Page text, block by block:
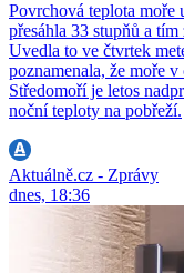
Povrchová teplota moře
přesáhla 33 stupňů a
Uvedla to ve čtvrtek
poznamenala, že moře
Středomoří je letos
noční teploty na pobřeží.
Aktuálně.cz - Zprávy
dnes, 18:36